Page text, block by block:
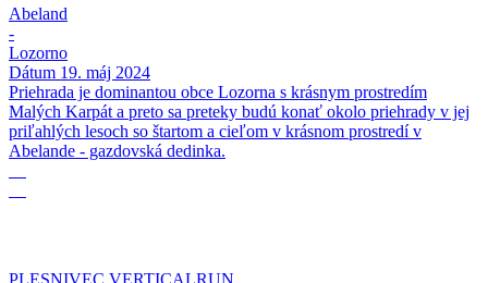
Abeland
-
Lozorno
Dátum 19. máj 2024
Priehrada je dominantou obce Lozorna s krásnym prostredím
Malých Karpát a preto sa preteky budú konať okolo priehrady v jej
priľahlých lesoch so štartom a cieľom v krásnom prostredí v
Abelande - gazdovská dedinka.